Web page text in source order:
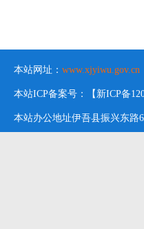
本站网址： www.xjyiwu.gov.cn
本站ICP备案号：【新ICP备
本站办公地址伊吾县振兴东路